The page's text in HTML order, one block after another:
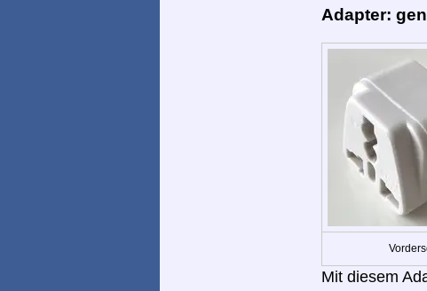
Adapter:
Mit diesem